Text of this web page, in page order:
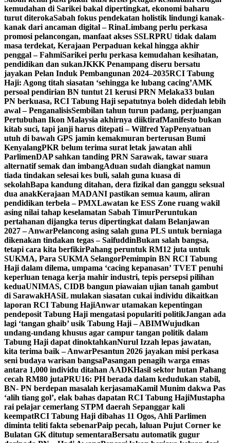
kemudahan di Sarikei bakal dipertingkat, ekonomi baharu
turut diterokaSabah fokus pendekatan holistik lindungi kanak-
kanak dari ancaman digital – RinaLimbang perlu perkasa
promosi pelancongan, manfaat akses SSLRPRU tidak dalam
masa terdekat, Kerajaan Perpaduan kekal hingga akhir
penggal – FahmiSarikei perlu perkasa kemudahan kesihatan,
pendidikan dan sukanJKKK Penampang diseru bersatu
jayakan Pelan Induk Pembangunan 2024–2035RCI Tabung
Haji: Agong titah siasatan ‘sehingga ke lubang cacing’AMK
persoal pendirian BN tuntut 21 kerusi PRN Melaka33 bulan
PN berkuasa, RCI Tabung Haji sepatutnya boleh didedah lebih
awal – PenganalisisSembilan tahun turun padang, perjuangan
Pertubuhan Ikon Malaysia akhirnya diiktirafManifesto bukan
kitab suci, tapi janji harus ditepati – Wilfred YapPenyatuan
utuh di bawah GPS jamin kemakmuran berterusan Bumi
KenyalangPKR belum terima surat letak jawatan ahli
ParlimenDAP sahkan tanding PRN Sarawak, tawar suara
alternatif semak dan imbangAduan sudah diangkat namun
tiada tindakan selesai kes buli, salah guna kuasa di
sekolahBapa kandung ditahan, dera fizikal dan ganggu seksual
dua anakKerajaan MADANI pastikan semua kaum, aliran
pendidikan terbela – PMXLawatan ke ESS Zone ruang wakil
asing nilai tahap keselamatan Sabah TimurPeruntukan
pertahanan dijangka terus dipertingkat dalam Belanjawan
2027 – AnwarPelancong asing salah guna PLS untuk berniaga
dikenakan tindakan tegas – SaifuddinBukan salah bangsa,
tetapi cara kita berfikirPahang peruntuk RM12 juta untuk
SUKMA, Para SUKMA SelangorPemimpin BN RCI Tabung
Haji dalam dilema, umpama ‘cacing kepanasan’ TVET penuhi
keperluan tenaga kerja mahir industri, tepis persepsi pilihan
keduaUNIMAS, CIDB bangun piawaian ujian tanah gambut
di SarawakHASiL mulakan siasatan cukai individu dikaitkan
laporan RCI Tabung HajiAnwar utamakan kepentingan
pendeposit Tabung Haji mengatasi populariti politikJangan ada
lagi ‘tangan ghaib’ usik Tabung Haji – ABIMWujudkan
undang-undang khusus agar campur tangan politik dalam
Tabung Haji dapat dinoktahkanNurul Izzah lepas jawatan,
kita terima baik – AnwarPesantun 2026 jayakan misi perkasa
seni budaya warisan bangsaPasangan penagih warga emas
antara 1,000 individu ditahan AADKHasil sektor hutan Pahang
cecah RM80 jutaPRU16: PH berada dalam kedudukan stabil,
BN- PN berdepan masalah kerjasamaKamil Munim dakwa Pas
‘alih tiang gol’, elak bahas dapatan RCI Tabung HajiMustapha
rai pelajar cemerlang STPM daerah Sepanggar kali
keempatRCI Tabung Haji dibahas 11 Ogos, Ahli Parlimen
diminta teliti fakta sebenarPaip pecah, laluan Pujut Corner ke
Bulatan GK ditutup sementaraBersatu automatik gugur